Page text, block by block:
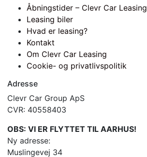
Åbningstider – Clevr Car Leasing
Leasing biler
Hvad er leasing?
Kontakt
Om Clevr Car Leasing
Cookie- og privatlivspolitik
Adresse
Clevr Car Group ApS
CVR: 40558403
OBS: VI ER FLYTTET TIL AARHUS!
Ny adresse:
Muslingevej 34